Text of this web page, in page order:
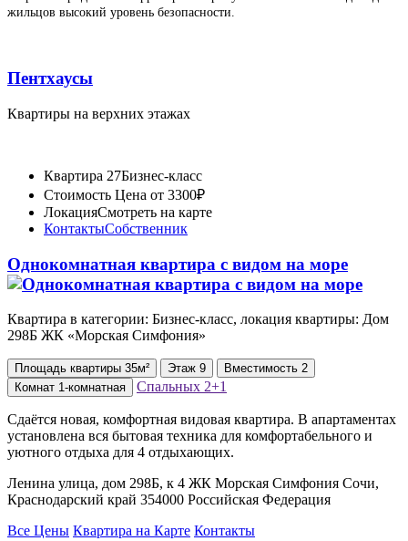
жильцов высокий уровень безопасности.
Пентхаусы
Квартиры на верхних этажах
Квартира 27Бизнес-класс
Стоимость Цена от 3300₽
ЛокацияСмотреть на карте
КонтактыСобственник
Однокомнатная квартира с видом на море
Квартира в категории: Бизнес-класс, локация квартиры: Дом
298Б ЖК «Морская Симфония»
Площадь квартиры 35м² Этаж 9 Вместимость 2
Комнат 1-комнатная Спальных 2+1
Сдаётся новая, комфортная видовая квартира. B апартаментах
установлена вся бытовая техника для комфортабельного и
уютного отдыха для 4 отдыхающих.
Ленина улица, дом 298Б, к 4 ЖК Морская Симфония Сочи,
Краснодарский край 354000 Российская Федерация
Все Цены Квартира на Карте Контакты